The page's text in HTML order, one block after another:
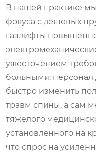
В нашей практике
фокуса с дешевых
газлифты
ужесточением
больными: персонал
быстро изменить
травм спины, а сам
тяжелого
установленного на
что спрос на